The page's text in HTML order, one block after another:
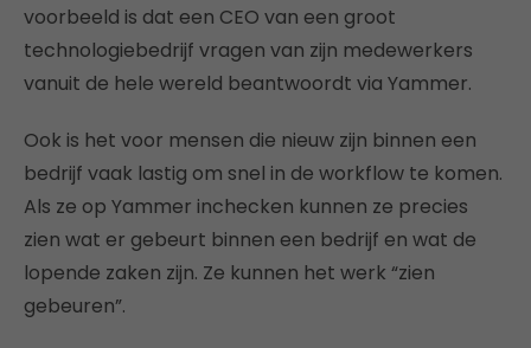
voorbeeld is dat een CEO van een groot
technologiebedrijf vragen van zijn medewerkers
vanuit de hele wereld beantwoordt via Yammer.
Ook is het voor mensen die nieuw zijn binnen een
bedrijf vaak lastig om snel in de workflow te komen.
Als ze op Yammer inchecken kunnen ze precies
zien wat er gebeurt binnen een bedrijf en wat de
lopende zaken zijn. Ze kunnen het werk “zien
gebeuren”.